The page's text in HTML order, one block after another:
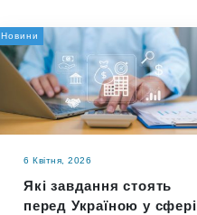
Новини
6 Квітня, 2026
Які завдання стоять
перед Україною у сфері